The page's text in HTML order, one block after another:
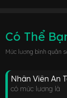
Có Thể
Mức lương bình quân
Nhân Viên An
có mức lương là